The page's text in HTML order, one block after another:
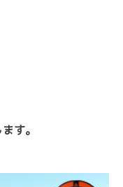
す。